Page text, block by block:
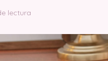
lectura